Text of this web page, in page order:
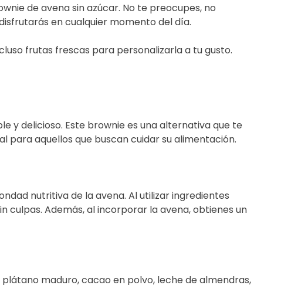
de avena sin azúcar. No te preocupes, no
en cualquier momento del día.
frutas frescas para personalizarla a tu gusto.
y delicioso. Este brownie es una alternativa que te
para aquellos que buscan cuidar su alimentación.
nutritiva de la avena. Al utilizar ingredientes
culpas. Además, al incorporar la avena, obtienes un
maduro, cacao en polvo, leche de almendras,